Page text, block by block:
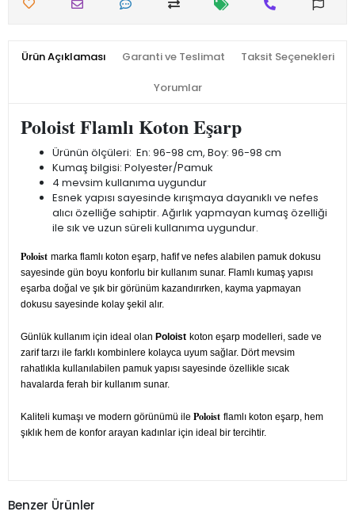
Ürün Açıklaması Garanti ve Teslimat Taksit Seçenekleri
Yorumlar
Poloist Flamlı Koton Eşarp
Ürünün ölçüleri: En: 96-98 cm, Boy: 96-98 cm
Kumaş bilgisi: Polyester/Pamuk
4 mevsim kullanıma uygundur
Esnek yapısı sayesinde kırışmaya dayanıklı ve nefes
alıcı özelliğe sahiptir. Ağırlık yapmayan kumaş özelliği
ile sık ve uzun süreli kullanıma uygundur.
Poloist marka flamlı koton eşarp, hafif ve nefes alabilen pamuk dokusu
sayesinde gün boyu konforlu bir kullanım sunar. Flamlı kumaş yapısı
eşarba doğal ve şık bir görünüm kazandırırken, kayma yapmayan
dokusu sayesinde kolay şekil alır.
Günlük kullanım için ideal olan Poloist koton eşarp modelleri, sade ve
zarif tarzı ile farklı kombinlere kolayca uyum sağlar. Dört mevsim
rahatlıkla kullanılabilen pamuk yapısı sayesinde özellikle sıcak
havalarda ferah bir kullanım sunar.
Kaliteli kumaşı ve modern görünümü ile Poloist flamlı koton eşarp, hem
şıklık hem de konfor arayan kadınlar için ideal bir tercihtir.
Benzer Ürünler